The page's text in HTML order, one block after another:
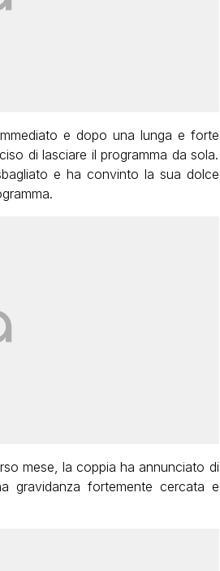
e dopo una lunga e forte
di lasciare il programma da sola.
e ha convinto la sua dolce
mese, la coppia ha annunciato di
gravidanza fortemente cercata e